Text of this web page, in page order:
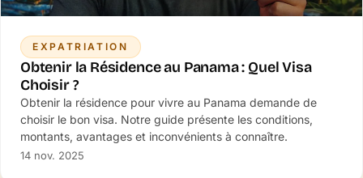
EXPATRIATION
Obtenir la Résidence au Panama : Quel Visa
Choisir ?
Obtenir la résidence pour vivre au Panama demande de
choisir le bon visa. Notre guide présente les conditions,
montants, avantages et inconvénients à connaître.
14 nov. 2025